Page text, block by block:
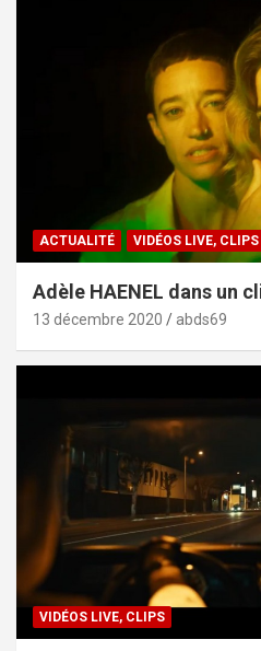
ACTUALITÉ VIDÉOS LIVE, CLIPS
Adèle HAENEL dans un
13 décembre 2020 abds69
VIDÉOS LIVE, CLIPS